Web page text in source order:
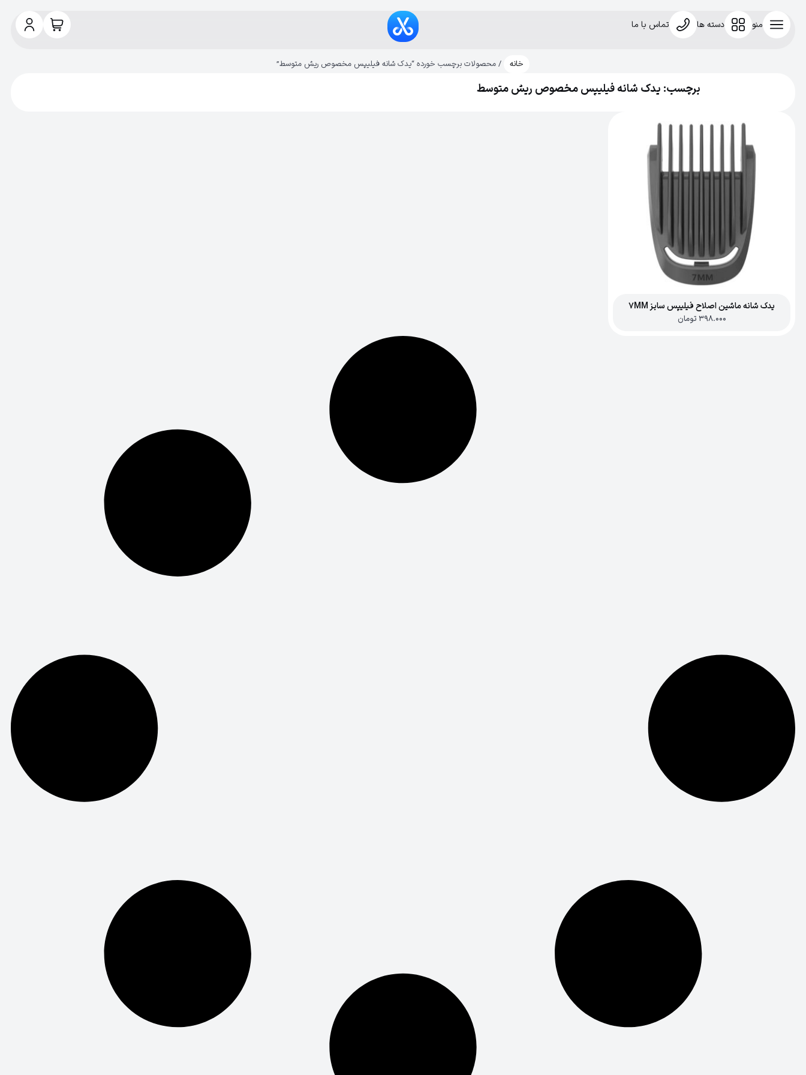
منو دسته ها تماس با ما
خانه / محصولات برچسب خورده “یدک شانه فیلیپس مخصوص ریش متوسط”
برچسب: یدک شانه فیلیپس مخصوص ریش متوسط
یدک شانه ماشین اصلاح فیلیپس سایز 7MM
398.000 تومان